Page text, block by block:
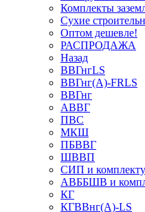
Комплекты
Сухие
Оптом дешевле!
РАСПРОДАЖА
Назад
ВВГнгLS
ВВГнг(А)-FRLS
ВВГнг
АВВГ
ПВС
МКШ
ПБВВГ
ШВВП
СИП и
АВББШВ и
КГ
КГВВнг(А)-LS